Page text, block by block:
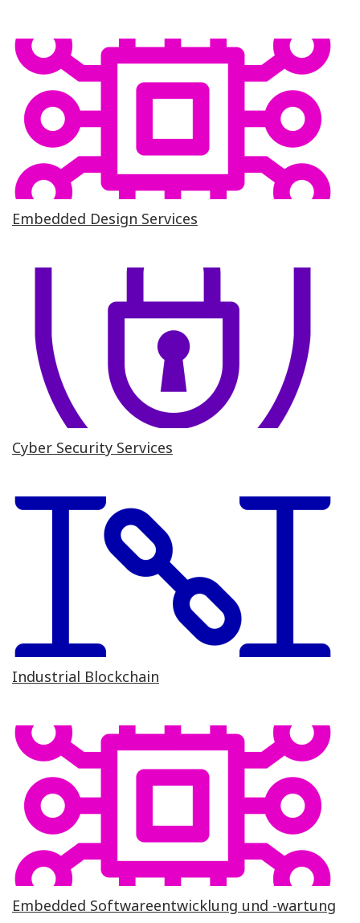
Embedded Design Services
Cyber Security Services
Industrial Blockchain
Embedded Softwareentwicklung und -wartung